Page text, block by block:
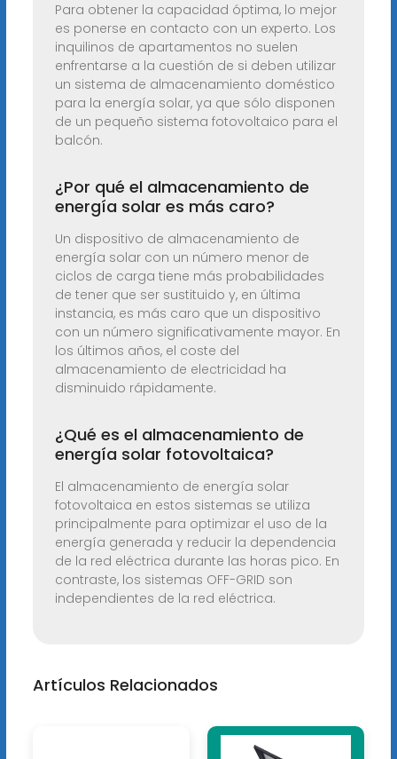
Para obtener la capacidad óptima, lo mejor
es ponerse en contacto con un experto. Los
inquilinos de apartamentos no suelen
enfrentarse a la cuestión de si deben utilizar
un sistema de almacenamiento doméstico
para la energía solar, ya que sólo disponen
de un pequeño sistema fotovoltaico para el
balcón.
¿Por qué el almacenamiento de
energía solar es más caro?
Un dispositivo de almacenamiento de
energía solar con un número menor de
ciclos de carga tiene más probabilidades
de tener que ser sustituido y, en última
instancia, es más caro que un dispositivo
con un número significativamente mayor. En
los últimos años, el coste del
almacenamiento de electricidad ha
disminuido rápidamente.
¿Qué es el almacenamiento de
energía solar fotovoltaica?
El almacenamiento de energía solar
fotovoltaica en estos sistemas se utiliza
principalmente para optimizar el uso de la
energía generada y reducir la dependencia
de la red eléctrica durante las horas pico. En
contraste, los sistemas OFF-GRID son
independientes de la red eléctrica.
Artículos Relacionados